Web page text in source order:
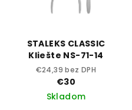
STALEKS CLASSIC
Kliešte NS-71-14
€24,39 bez DPH
€30
Skladom